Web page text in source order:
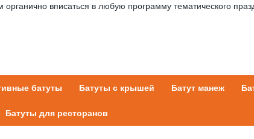
вписаться в любую программу тематического
батуты Батуты с крышей Батут манеж
Батуты для ресторанов